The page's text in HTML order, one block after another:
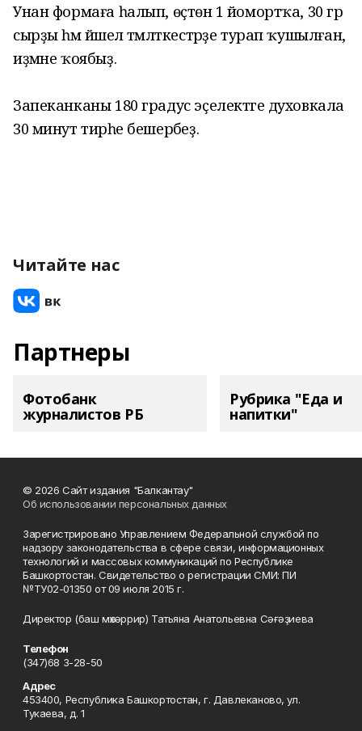
Унан формаға һалып, өҫтөнә 1 йомортҡа, 30 гр
сырҙы һәм йәшел тәмләткестәрҙе турап ҡушылған,
иҙмәне ҡоябыҙ.
Запеканканы 180 градус эҫелектәге духовкала
30 минут тирәһе бешерәбеҙ.
Читайте нас
Партнеры
Фотобанк
журналистов РБ
Рубрика "Еда и
напитки"
© 2026 Сайт издания "Балкантау"
Об использовании персональных данных
Зарегистрировано Управлением Федеральной службой по
надзору законодательства в сфере связи, информационных
технологий и массовых коммуникаций по Республике
Башкортостан. Свидетельство о регистрации СМИ: ПИ
№ТУ02-01350 от 09 июля 2015 г.
Директор (баш мөхәррир) Татьяна Анатольевна Сәғәҙиева
Телефон
(347)68 3-28-50
Адрес
453400, Республика Башкортостан, г. Давлеканово, ул.
Тукаева, д. 1